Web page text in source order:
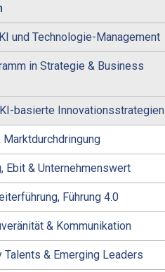
und Technologie-Management
in Strategie & Business
basierte Innovationsstrategien
Ebit & Unternehmenswert
Führung 4.0
& Kommunikation
Talents & Emerging Leaders